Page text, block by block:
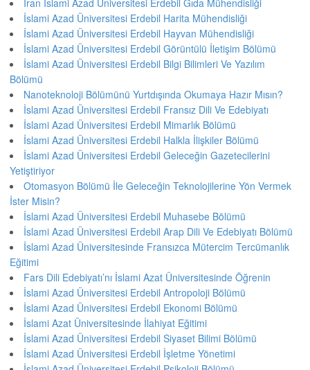
İran İslami Azad Üniversitesi Erdebil Gıda Mühendisliği
İslami Azad Üniversitesi Erdebil Harita Mühendisliği
İslami Azad Üniversitesi Erdebil Hayvan Mühendisliği
İslami Azad Üniversitesi Erdebil Görüntülü İletişim Bölümü
İslami Azad Üniversitesi Erdebil Bilgi Bilimleri Ve Yazılım
Bölümü
Nanoteknoloji Bölümünü Yurtdışında Okumaya Hazır Mısın?
İslami Azad Üniversitesi Erdebil Fransız Dili Ve Edebiyatı
İslami Azad Üniversitesi Erdebil Mimarlık Bölümü
İslami Azad Üniversitesi Erdebil Halkla İlişkiler Bölümü
İslami Azad Üniversitesi Erdebil Geleceğin Gazetecilerini
Yetiştiriyor
Otomasyon Bölümü İle Geleceğin Teknolojilerine Yön Vermek
İster Misin?
İslami Azad Üniversitesi Erdebil Muhasebe Bölümü
İslami Azad Üniversitesi Erdebil Arap Dili Ve Edebiyatı Bölümü
İslami Azad Üniversitesinde Fransızca Mütercim Tercümanlık
Eğitimi
Fars Dili Edebiyatı’nı İslami Azat Üniversitesinde Öğrenin
İslami Azad Üniversitesi Erdebil Antropoloji Bölümü
İslami Azad Üniversitesi Erdebil Ekonomi Bölümü
İslami Azat Üniversitesinde İlahiyat Eğitimi
İslami Azad Üniversitesi Erdebil Siyaset Bilimi Bölümü
İslami Azad Üniversitesi Erdebil İşletme Yönetimi